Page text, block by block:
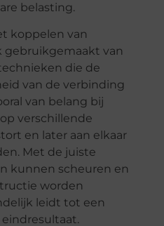
belasting.
koppelen van
gebruikgemaakt van
die de
van de verbinding
van belang bij
verschillende
en later aan elkaar
Met de juiste
kunnen scheuren en
worden
leidt tot een